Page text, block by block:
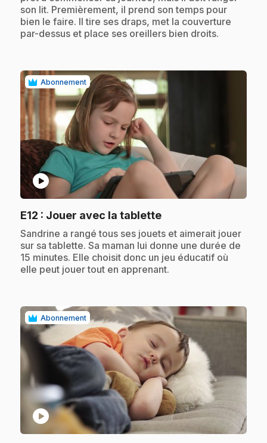
son lit. Premièrement, il prend son temps pour
bien le faire. Il tire ses draps, met la couverture
par-dessus et place ses oreillers bien droits.
Abonnement
play_circle
E12 : Jouer avec la tablette.
.Sandrine a rangé tous ses jouets et aimerait jouer
sur sa tablette. Sa maman lui donne une durée de
15 minutes. Elle choisit donc un jeu éducatif où
elle peut jouer tout en apprenant.
Abonnement
play_circle